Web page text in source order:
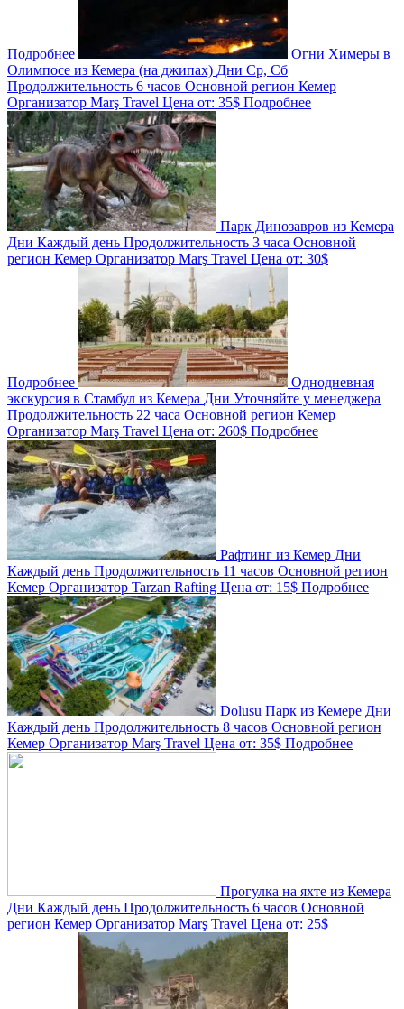
Подробнее
Огни Химеры в
Олимпосе из Кемера (на джипах) Дни Ср, Сб
Продолжительность 6 часов Основной регион Кемер
Организатор Marş Travel Цена от: 35$ Подробнее
Парк Динозавров из Кемера
Дни Каждый день Продолжительность 3 часа Основной
регион Кемер Организатор Marş Travel Цена от: 30$
Подробнее
Однодневная
экскурсия в Стамбул из Кемера Дни Уточняйте у менеджера
Продолжительность 22 часа Основной регион Кемер
Организатор Marş Travel Цена от: 260$ Подробнее
Рафтинг из Кемер Дни
Каждый день Продолжительность 11 часов Основной регион
Кемер Организатор Tarzan Rafting Цена от: 15$ Подробнее
Dolusu Парк из Кемере Дни
Каждый день Продолжительность 8 часов Основной регион
Кемер Организатор Marş Travel Цена от: 35$ Подробнее
Прогулка на яхте из Кемера
Дни Каждый день Продолжительность 6 часов Основной
регион Кемер Организатор Marş Travel Цена от: 25$